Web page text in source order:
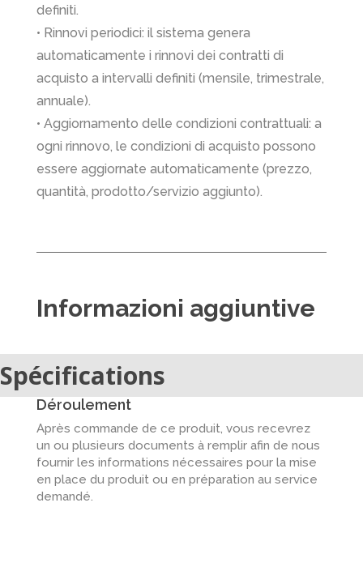
definiti.
• Rinnovi periodici: il sistema genera
automaticamente i rinnovi dei contratti di
acquisto a intervalli definiti (mensile, trimestrale,
annuale).
• Aggiornamento delle condizioni contrattuali: a
ogni rinnovo, le condizioni di acquisto possono
essere aggiornate automaticamente (prezzo,
quantità, prodotto/servizio aggiunto).
Informazioni aggiuntive
Spécifications
Déroulement
Après commande de ce produit, vous recevrez
un ou plusieurs documents à remplir afin de nous
fournir les informations nécessaires pour la mise
en place du produit ou en préparation au service
demandé.